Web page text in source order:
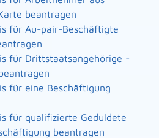
beantragen
für Au-pair-Beschäftigte
für Drittstaatsangehörige -
für eine Beschäftigung
für qualifizierte Geduldete
beantragen